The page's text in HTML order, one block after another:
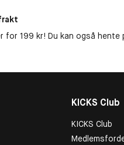
for 199 kr! Du kan også hente
KICKS Club
KICKS Club